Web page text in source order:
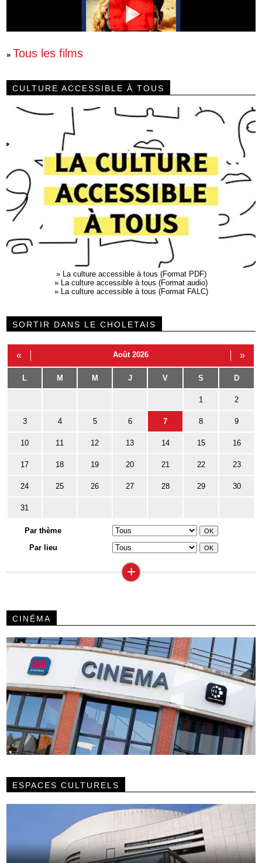
» Tous les films
CULTURE ACCESSIBLE À TOUS
» La culture accessible à tous (Format PDF)
» La culture accessible à tous (Format audio)
» La culture accessible à tous (Format FALC)
SORTIR DANS LE CHOLETAIS
« Août 2026 »
L M M J V S D
1 2
3 4 5 6 7 8 9
10 11 12 13 14 15 16
17 18 19 20 21 22 23
24 25 26 27 28 29 30
31
Par thème
Par lieu
+
CINÉMA
ESPACES CULTURELS